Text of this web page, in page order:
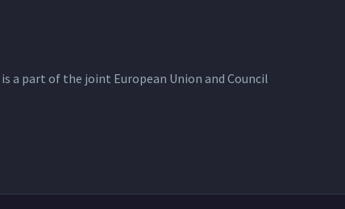
a part of the joint European Union and Council